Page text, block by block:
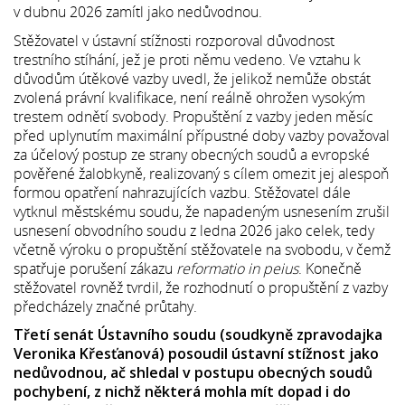
v dubnu 2026 zamítl jako nedůvodnou.
Stěžovatel v ústavní stížnosti rozporoval důvodnost
trestního stíhání, jež je proti němu vedeno. Ve vztahu k
důvodům útěkové vazby uvedl, že jelikož nemůže obstát
zvolená právní kvalifikace, není reálně ohrožen vysokým
trestem odnětí svobody. Propuštění z vazby jeden měsíc
před uplynutím maximální přípustné doby vazby považoval
za účelový postup ze strany obecných soudů a evropské
pověřené žalobkyně, realizovaný s cílem omezit jej alespoň
formou opatření nahrazujících vazbu. Stěžovatel dále
vytknul městskému soudu, že napadeným usnesením zrušil
usnesení obvodního soudu z ledna 2026 jako celek, tedy
včetně výroku o propuštění stěžovatele na svobodu, v čemž
spatřuje porušení zákazu reformatio in peius. Konečně
stěžovatel rovněž tvrdil, že rozhodnutí o propuštění z vazby
předcházely značné průtahy.
Třetí senát Ústavního soudu (soudkyně zpravodajka
Veronika Křesťanová) posoudil ústavní stížnost jako
nedůvodnou, ač shledal v postupu obecných soudů
pochybení, z nichž některá mohla mít dopad i do